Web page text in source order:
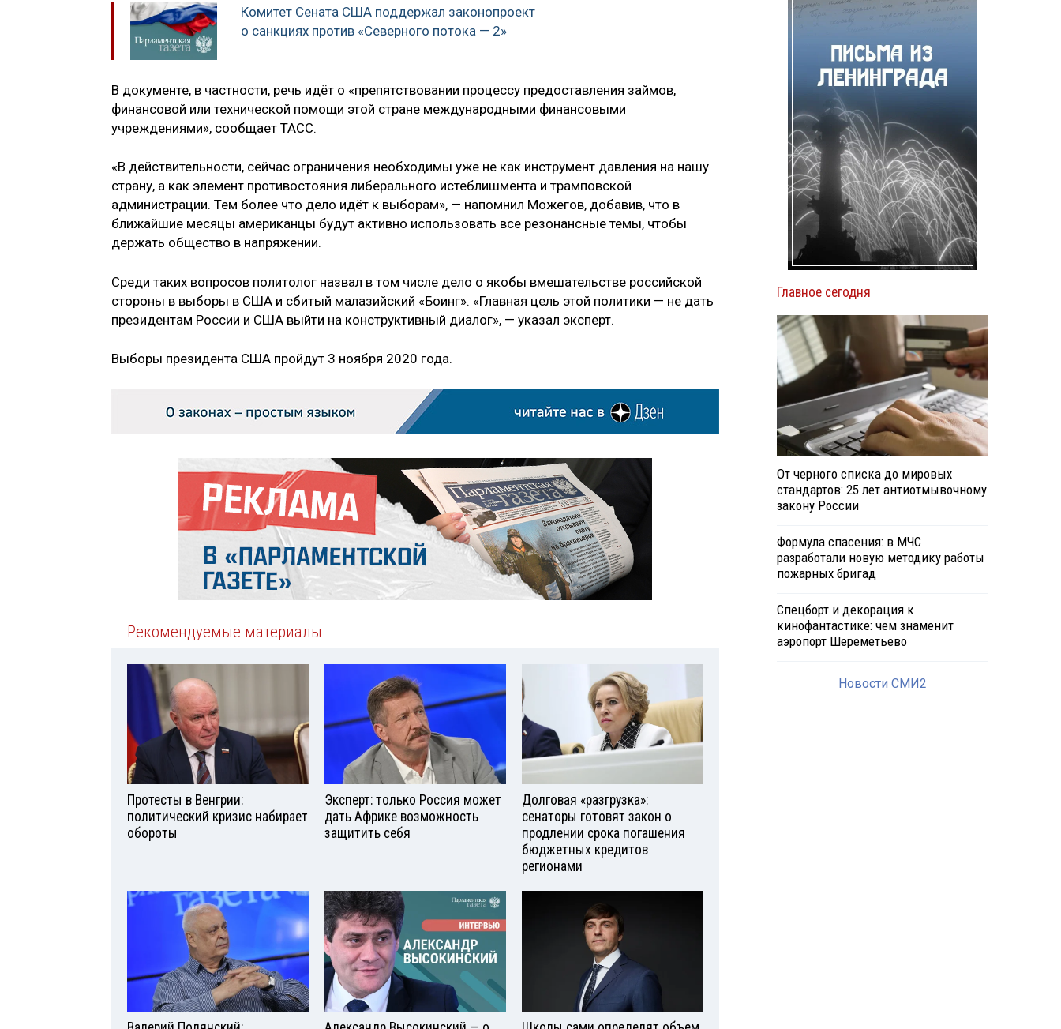
Комитет Сената США поддержал законопроект
о санкциях против «Северного потока — 2»
В документе, в частности, речь идёт о «препятствовании процессу предоставления займов,
финансовой или технической помощи этой стране международными финансовыми
учреждениями», сообщает ТАСС.
«В действительности, сейчас ограничения необходимы уже не как инструмент давления на нашу
страну, а как элемент противостояния либерального истеблишмента и трамповской
администрации. Тем более что дело идёт к выборам», — напомнил Можегов, добавив, что в
ближайшие месяцы американцы будут активно использовать все резонансные темы, чтобы
держать общество в напряжении.
Среди таких вопросов политолог назвал в том числе дело о якобы вмешательстве российской
стороны в выборы в США и сбитый малазийский «Боинг». «Главная цель этой политики — не дать
президентам России и США выйти на конструктивный диалог», — указал эксперт.
Выборы президента США пройдут 3 ноября 2020 года.
Рекомендуемые материалы
Протесты в Венгрии:
политический кризис набирает
обороты
Эксперт: только Россия может
дать Африке возможность
защитить себя
Долговая «разгрузка»:
сенаторы готовят закон о
продлении срока погашения
бюджетных кредитов
регионами
Главное сегодня
От черного списка до мировых
стандартов: 25 лет антиотмывочному
закону России
Формула спасения: в МЧС
разработали новую методику работы
пожарных бригад
Спецборт и декорация к
кинофантастике: чем знаменит
аэропорт Шереметьево
Новости СМИ2